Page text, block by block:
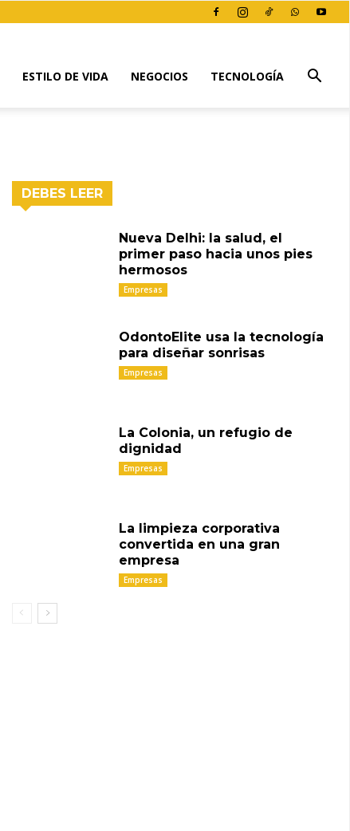
ESTILO DE VIDA NEGOCIOS TECNOLOGÍA
DEBES LEER
Nueva Delhi: la salud, el
primer paso hacia unos pies
hermosos
Empresas
OdontoElite usa la tecnología
para diseñar sonrisas
Empresas
La Colonia, un refugio de
dignidad
Empresas
La limpieza corporativa
convertida en una gran
empresa
Empresas